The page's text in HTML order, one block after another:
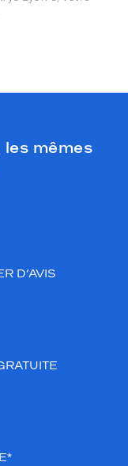
mêmes
D’AVIS